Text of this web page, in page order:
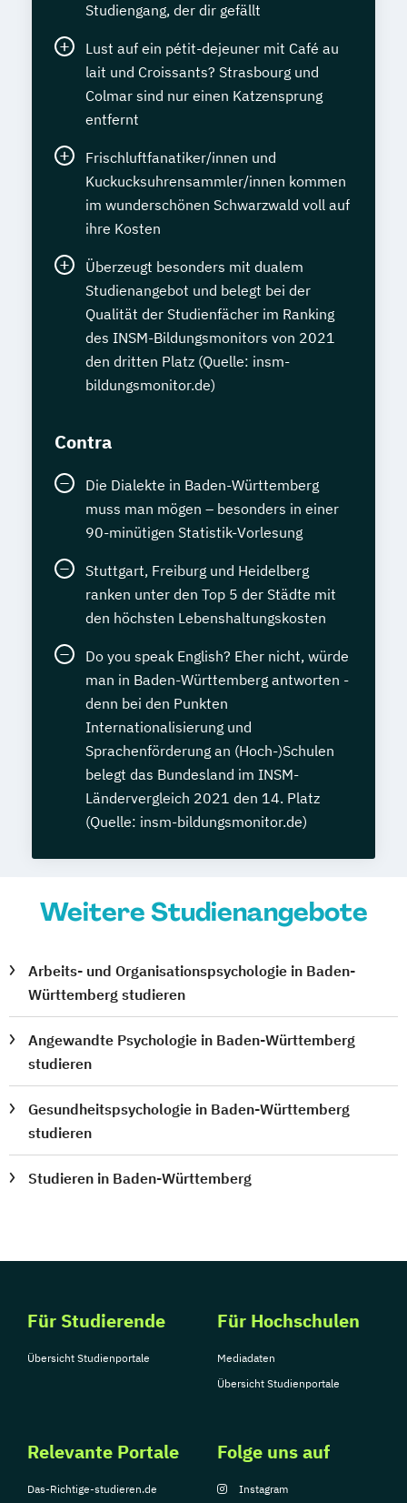
Studiengang, der dir gefällt
Lust auf ein pétit-dejeuner mit Café au
lait und Croissants? Strasbourg und
Colmar sind nur einen Katzensprung
entfernt
Frischluftfanatiker/innen und
Kuckucksuhrensammler/innen kommen
im wunderschönen Schwarzwald voll auf
ihre Kosten
Überzeugt besonders mit dualem
Studienangebot und belegt bei der
Qualität der Studienfächer im Ranking
des INSM-Bildungsmonitors von 2021
den dritten Platz (Quelle: insm-
bildungsmonitor.de)
Contra
Die Dialekte in Baden-Württemberg
muss man mögen – besonders in einer
90-minütigen Statistik-Vorlesung
Stuttgart, Freiburg und Heidelberg
ranken unter den Top 5 der Städte mit
den höchsten Lebenshaltungskosten
Do you speak English? Eher nicht, würde
man in Baden-Württemberg antworten -
denn bei den Punkten
Internationalisierung und
Sprachenförderung an (Hoch-)Schulen
belegt das Bundesland im INSM-
Ländervergleich 2021 den 14. Platz
(Quelle: insm-bildungsmonitor.de)
Weitere Studienangebote
Arbeits- und Organisationspsychologie in Baden-
Württemberg studieren
Angewandte Psychologie in Baden-Württemberg
studieren
Gesundheitspsychologie in Baden-Württemberg
studieren
Studieren in Baden-Württemberg
Für Studierende
Übersicht Studienportale
Für Hochschulen
Mediadaten
Übersicht Studienportale
Relevante Portale
Das-Richtige-studieren.de
Folge uns auf
Instagram